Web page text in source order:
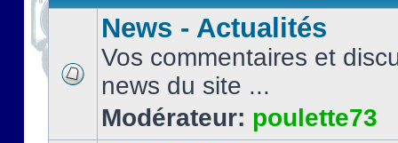
News - Actualités
Vos commentaires et
news du site ...
Modérateur: poulette73